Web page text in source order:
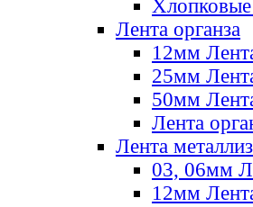
Лента органза
12мм
25мм
50мм
Лента
Лента
03, 06мм
12мм